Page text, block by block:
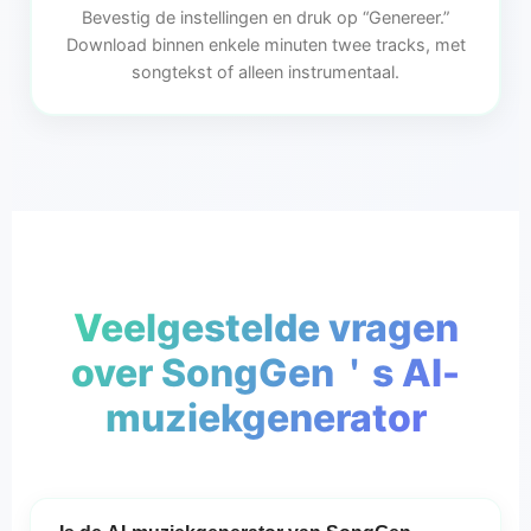
Bevestig de instellingen en druk op “Genereer.”
Download binnen enkele minuten twee tracks, met
songtekst of alleen instrumentaal.
Veelgestelde vragen
over SongGen＇s AI-
muziekgenerator